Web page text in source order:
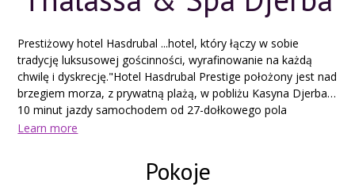
Prestiżowy hotel Hasdrubal ...hotel, który łączy w sobie
tradycję luksusowej gościnności, wyrafinowanie na każdą
chwilę i dyskrecję."Hotel Hasdrubal Prestige położony jest nad
brzegiem morza, z prywatną plażą, w pobliżu Kasyna Djerba,
10 minut jazdy samochodem od 27-dołkowego pola
golfowego Djerba i 18 km od lotniska Djerba Zarsis.
Learn more
Pokoje